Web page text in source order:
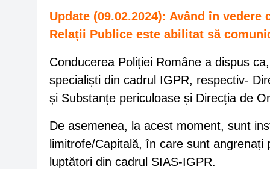
Update (09.02.2024): Având în
Relații Publice este abilitat să
Conducerea Poliției Române a dispus
specialiști din cadrul IGPR, respectiv-
și Substanțe periculoase și Direcția de
De asemenea, la acest moment, sunt
limitrofe/Capitală, în care sunt
luptători din cadrul SIAS-IGPR.